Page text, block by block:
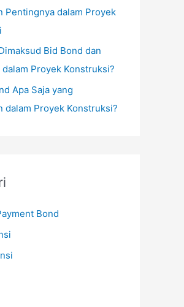
Pentingnya dalam Proyek
Bid Bond dan
dalam Proyek Konstruksi?
Apa Saja yang
dalam Proyek Konstruksi?
Bond